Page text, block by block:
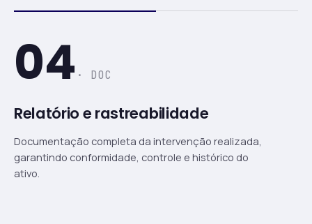
04 · DOC
Relatório e rastreabilidade
Documentação completa da intervenção realizada,
garantindo conformidade, controle e histórico do
ativo.